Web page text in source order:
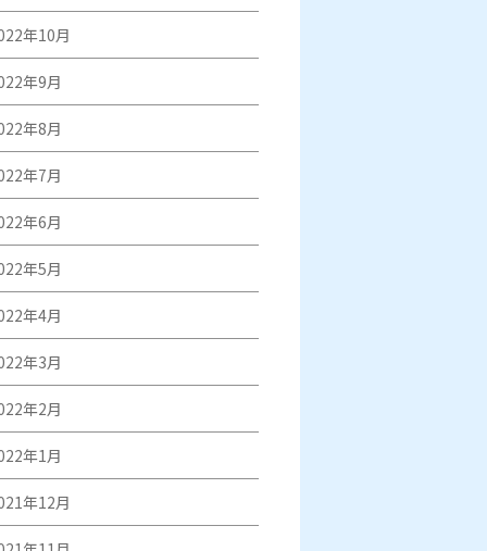
年10月
年9月
年8月
年7月
年6月
年5月
年4月
年3月
年2月
年1月
年12月